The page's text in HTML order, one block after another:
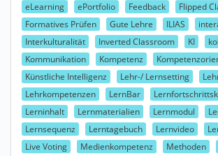
eLearning
ePortfolio Feedback
Flipped
Formatives Prüfen
Gute Lehre ILIAS
Interkulturalität
Inverted Classroom KI
Kommunikation
Kompetenz
Künstliche Intelligenz
Lehr-/ Lernsetting
Lehrkompetenzen
LernBar
Lerninhalt
Lernmaterialien Lernmodul
Lernsequenz
Lerntagebuch Lernvideo
Live Voting
Medienkompetenz Methoden